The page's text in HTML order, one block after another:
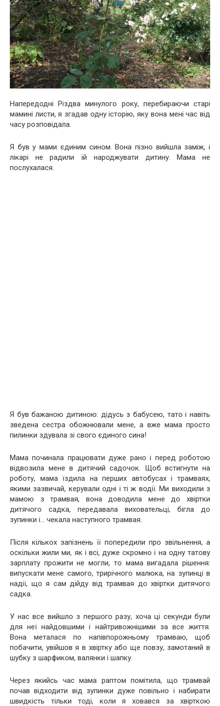
Напередодні Різдва минулого року, перебираючи старі
мамині листи, я згадав одну історію, яку вона мені час від
часу розповідала.
Я був у мами єдиним сином. Вона пізно вийшла заміж, і
лікарі не радили їй народжувати дитину. Мама не
послухалася.
Я був бажаною дитиною: дідусь з бабусею, тато і навіть
зведена сестра обожнювали мене, а вже мама просто
пилинки здувала зі свого єдиного сина!
Мама починала працювати дуже рано і перед роботою
відвозила мене в дитячий садочок. Щоб встигнути на
роботу, мама їздила на перших автобусах і трамваях,
якими зазвичай, керували одні і ті ж водії. Ми виходили з
мамою з трамвая, вона доводила мене до хвіртки
дитячого садка, передавала виховательці, бігла до
зупинки і… чекала наступного трамвая.
Після кількох запізнень її попередили про звільнення, а
оскільки жили ми, як і всі, дуже скромно і на одну татову
зарплату прожити не могли, то мама вигадала рішення:
випускати мене самого, трирічного малюка, на зупинці в
надії, що я сам дійду від трамвая до хвіртки дитячого
садка.
У нас все вийшло з першого разу, хоча ці секунди були
для неї найдовшими і найтривожнішими за все життя.
Вона металася по напівпорожньому трамваю, щоб
побачити, увійшов я в хвіртку або ще повзу, замотаний в
шубку з шарфиком, валянки і шапку.
Через якийсь час мама раптом помітила, що трамвай
почав відходити від зупинки дуже повільно і набирати
швидкість тільки тоді, коли я ховався за хвірткою